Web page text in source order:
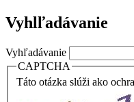
Vyhlľadávanie
Vyhľadávanie
CAPTCHA
Táto otázka slúži ako